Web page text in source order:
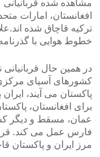
مشاهده شده
افغانستان، امارات
ترکیه قاچاق شده
خطوط هوایی با
در همین حال
کشورهای آسیای
پاکستان می آیند،
برای افغانستان،
عمان، مسقط و دیگر
فارس عمل می کند.
مرز ایران و پاکستان